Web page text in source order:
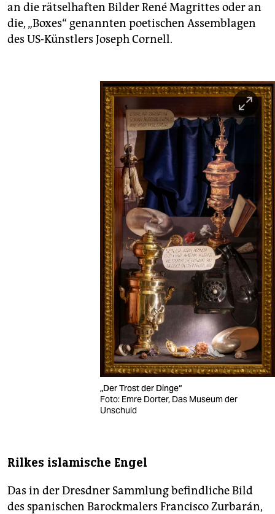
an die rätselhaften Bilder René Magrittes oder an
die, „Boxes“ genannten poetischen Assemblagen
des US-Künstlers Joseph Cornell.
„Der Trost der Dinge“
Foto: Emre Dorter, Das Museum der
Unschuld
Rilkes islamische Engel
Das in der Dresdner Sammlung befindliche Bild
des spanischen Barockmalers Francisco Zurbarán,